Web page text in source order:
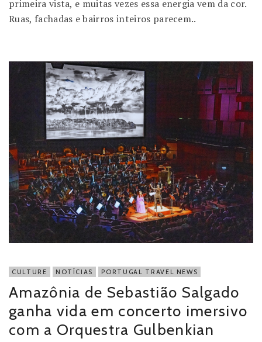
primeira vista, e muitas vezes essa energia vem da cor.
Ruas, fachadas e bairros inteiros parecem..
CULTURE NOTÍCIAS PORTUGAL TRAVEL NEWS
Amazônia de Sebastião Salgado
ganha vida em concerto imersivo
com a Orquestra Gulbenkian